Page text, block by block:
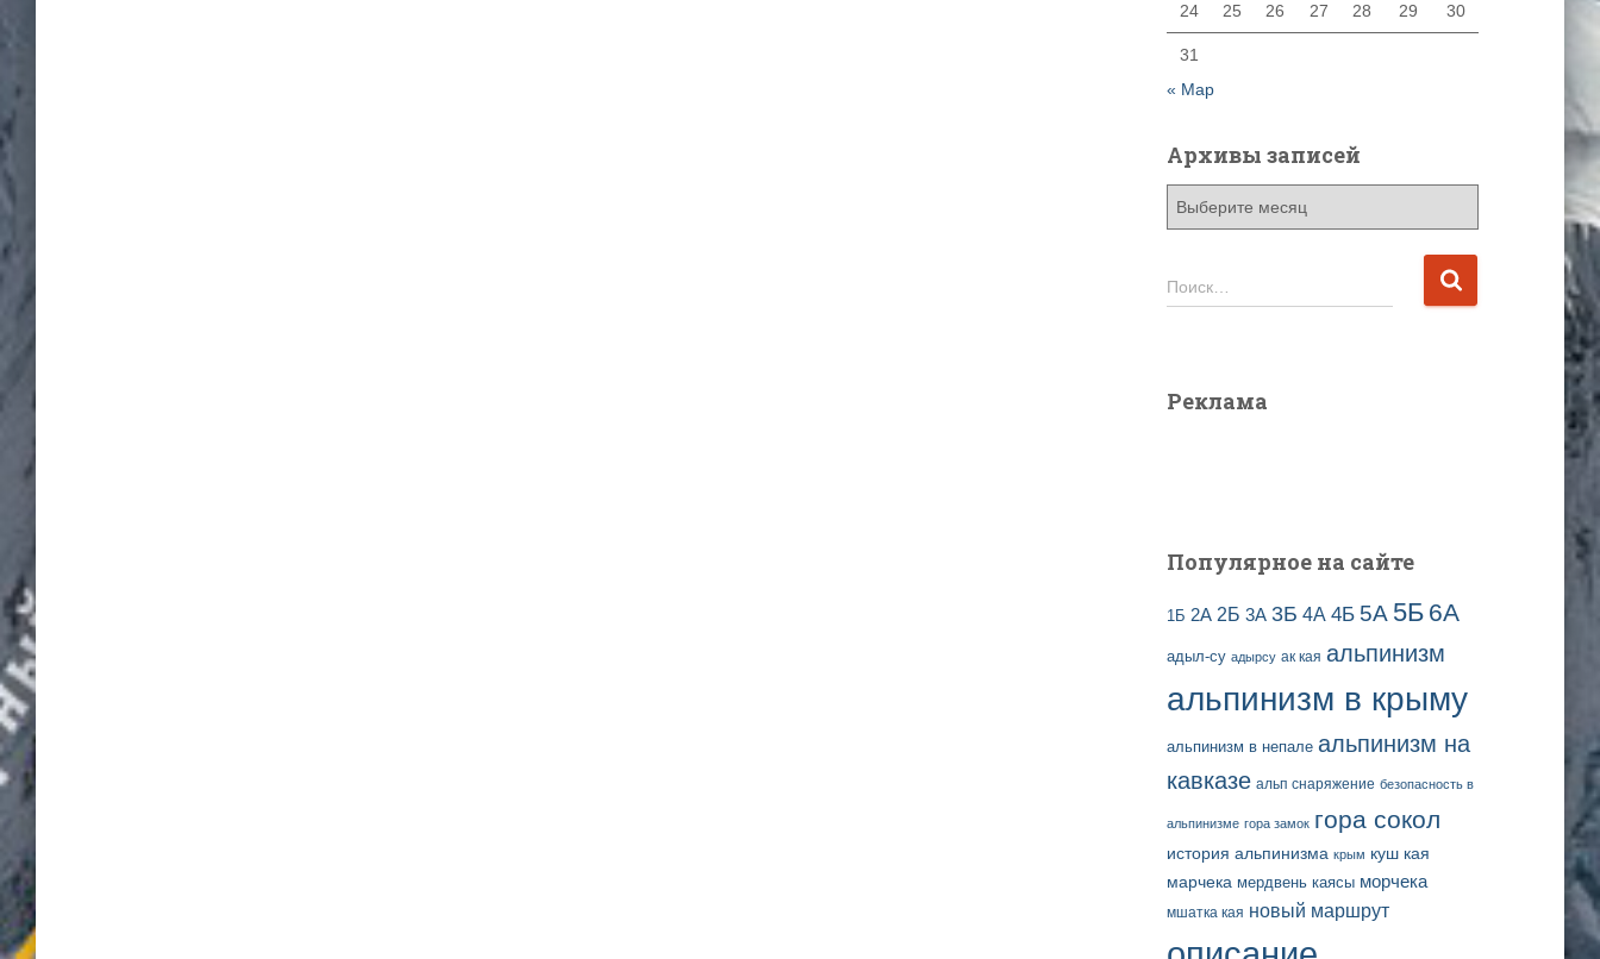
24 25 26 27 28 29 30
31
« Мар
Архивы записей
в
п
Н
а
:
Поиск…
Реклама
Популярное на сайте
1Б 2А 2Б 3А 3Б 4А 4Б 5А 5Б 6А
адыл-су адырсу ак кая альпинизм
альпинизм в крыму
альпинизм в непале альпинизм на
кавказе альп снаряжение безопасность в
альпинизме гора замок гора сокол
история альпинизма крым куш кая
марчека мердвень каясы морчека
мшатка кая новый маршрут